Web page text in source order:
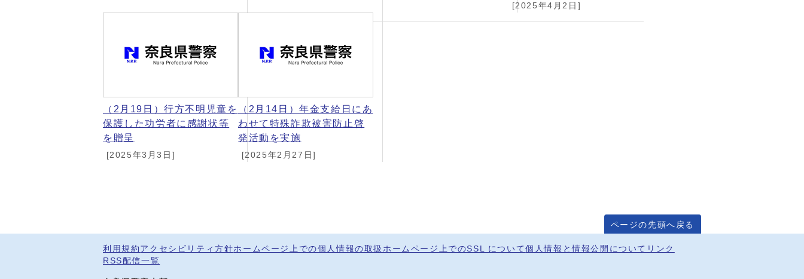
[2025年4月2日]
（2月19日）行方不明児童を
保護した功労者に感謝状等
を贈呈
[2025年3月3日]
（2月14日）年金支給日にあ
わせて特殊詐欺被害防止啓
発活動を実施
[2025年2月27日]
ページの先頭へ戻る
利用規約 アクセシビリティ方針ホームページ上での個人情報の取扱ホームページ上でのSSL について個人情報と情報公開について リンク
RSS配信一覧